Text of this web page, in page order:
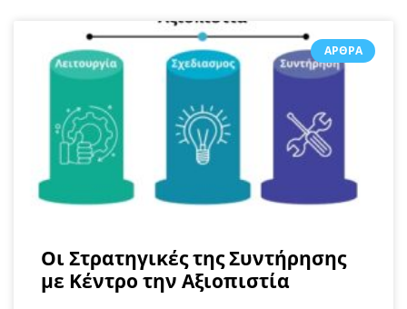
ΆΡΘΡΑ
Οι Στρατηγικές της Συντήρησης
με Κέντρο την Αξιοπιστία